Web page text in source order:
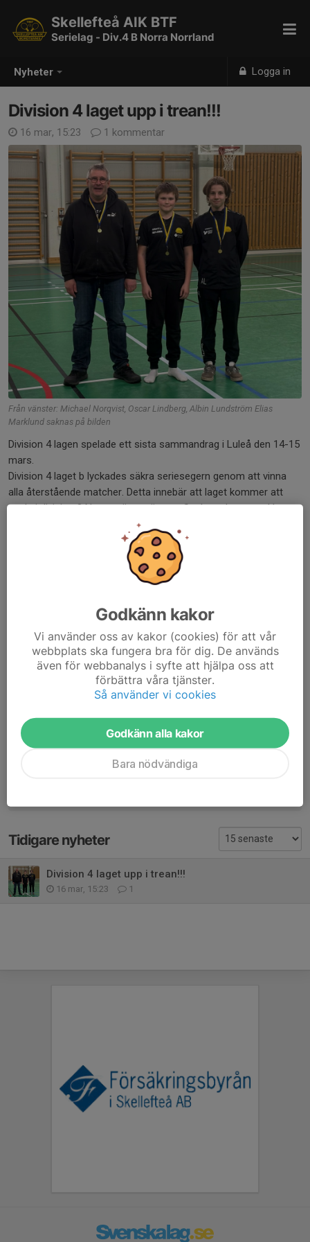
Nyheter Logga in
Skellefteå AIK BTF
Serielag - Div.4 B Norra Norrland
Division 4 laget upp i trean!!!
16 mar, 15:23 1 kommentar
Från vänster: Michael Norqvist, Oscar Lindberg, Albin Lundström Elias
Marklund saknas på bilden
Division 4 lagen spelade ett sista sammandrag i Luleå den 14-15
mars.
Division 4 laget b lyckades säkra seriesegern genom att vinna
alla återstående matcher. Detta innebär att laget kommer att
spela i division 3 Norra nästa säsong. Spelarna har utvecklats
på ett mycket bra sätt under denna säsong ,genom detta blir det
kul och se vad de kan uträtta i en högre division. Bäst kvot under
säsongen hade Elias Marklund 19-7, Albin Lundström 18-7,
Michael Norqvist 11-1, Oscar Lindberg 13-12 och slutligen
Anders Lindmark 3-8. Division 4 laget C kom på en femte plats
under säsongen hade Peter Lundström 13-13, Jonas Persson
12-12, Daniel Lindberg 8-15, Mina Mehri 6-19
Grattis än en gång till Seriesegern!
Tidigare nyheter
Division 4 laget upp i trean!!!
16 mar, 15:23 1
Godkänn kakor
Vi använder oss av kakor (cookies) för att vår
webbplats ska fungera bra för dig. De används
även för webbanalys i syfte att hjälpa oss att
förbättra våra tjänster.
Så använder vi cookies
Godkänn alla kakor
Bara nödvändiga